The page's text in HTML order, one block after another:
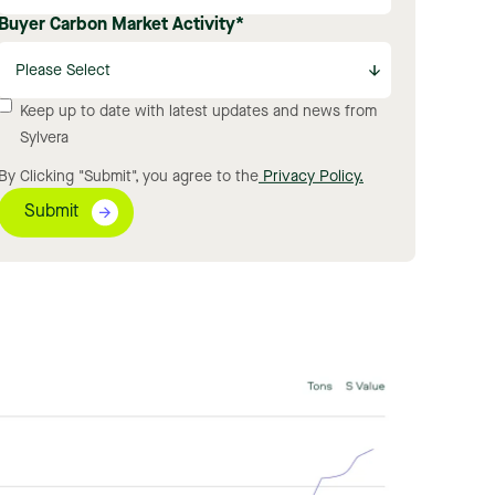
Carbon Market Activity*
Keep up to date with latest updates and news from
Sylvera
Clicking "Submit", you agree to the Privacy Policy.